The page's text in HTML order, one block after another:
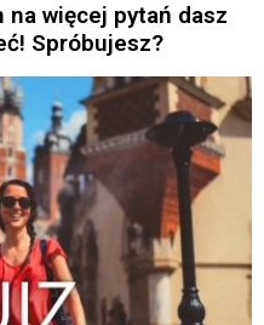
więcej pytań dasz
Spróbujesz?